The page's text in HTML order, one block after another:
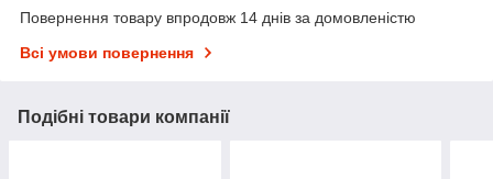
Повернення товару впродовж 14 днів за домовленістю
Всі умови повернення
Подібні товари компанії